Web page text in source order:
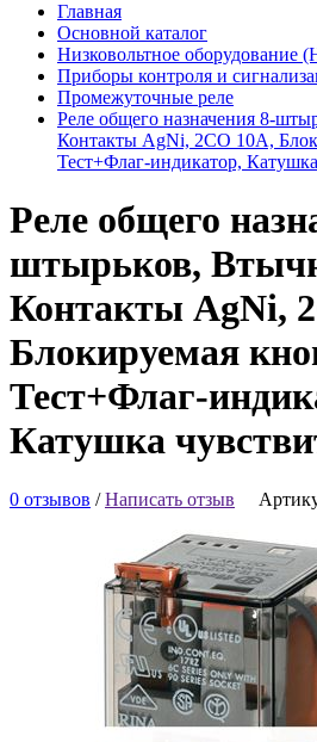
Главная
Основной каталог
Низковольтное оборудование
Приборы контроля и
Промежуточные реле
Реле общего назначения 8-
Контакты AgNi, 2CO 10A,
Тест+Флаг-индикатор,
Реле общего
штырьков,
Контакты AgNi,
Блокируемая
Тест+Флаг-
Катушка
0 отзывов /Написать отзыв